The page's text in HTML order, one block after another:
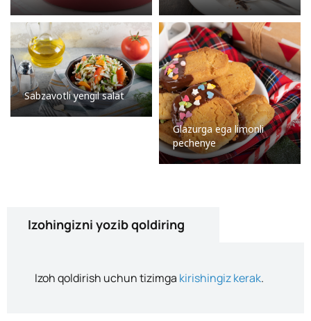
Sabzavotli yengil salat
Glazurga ega limonli
pechenye
Izohingizni yozib qoldiring
Izoh qoldirish uchun tizimga kirishingiz kerak.